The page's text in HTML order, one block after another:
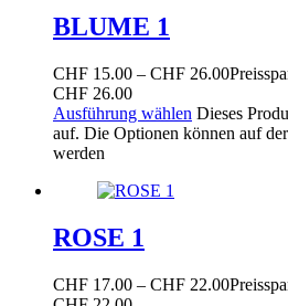
BLUME 1
CHF 15.00 – CHF 26.00
CHF 26.00
Ausführung wählen Dieses
auf. Die Optionen können auf
werden
ROSE 1
CHF 17.00 – CHF 22.00